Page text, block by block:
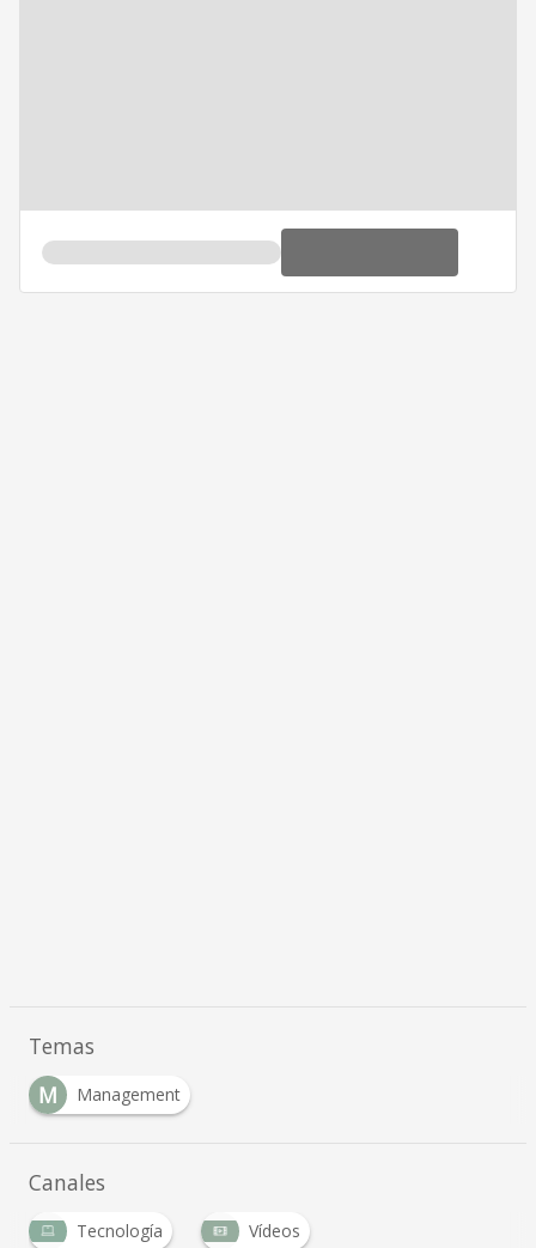
Temas
M
Management
Canales
Tecnología Vídeos